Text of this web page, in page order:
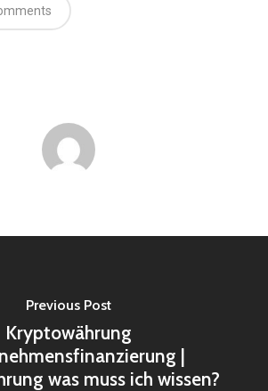
Previous Post
Kryptowährung
|
was muss ich wissen?